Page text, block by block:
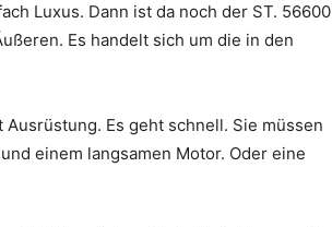
Luxus. Dann ist da noch der ST. 56600
Es handelt sich um die in den
Es geht schnell. Sie müssen
einem langsamen Motor. Oder eine